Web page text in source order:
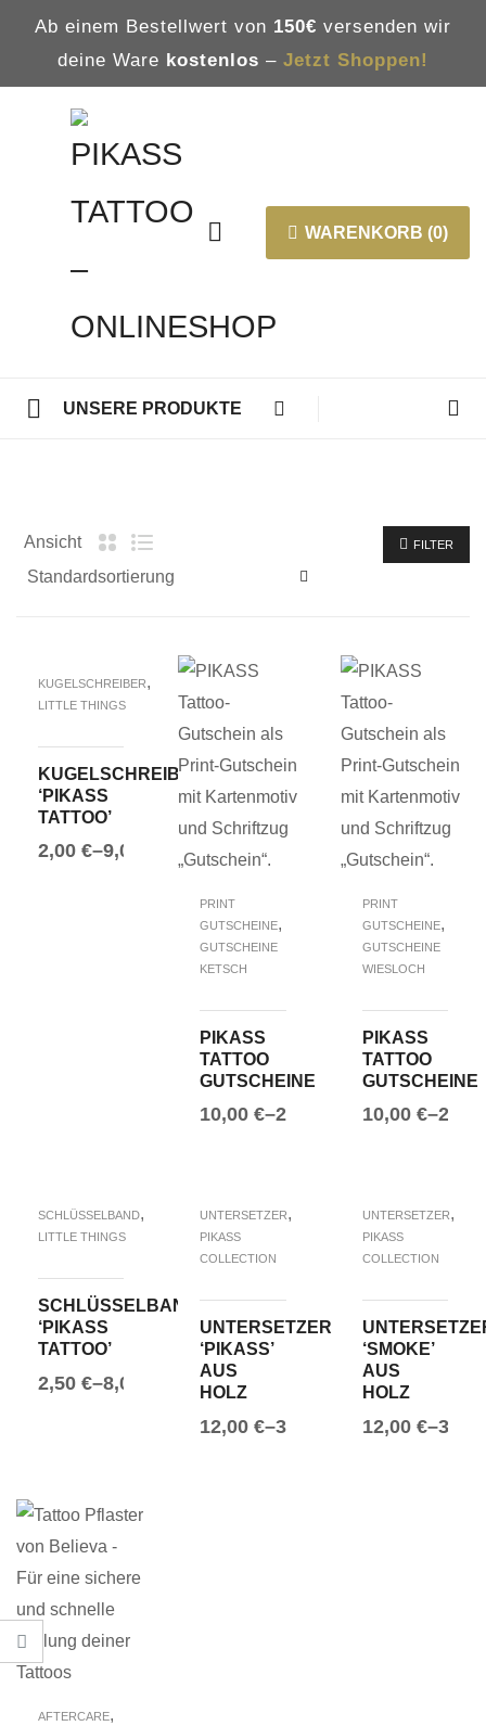
Ab einem Bestellwert von 150€ versenden wir
deine Ware kostenlos – Jetzt Shoppen!
WARENKORB (0)
UNSERE PRODUKTE
Ansicht FILTER
KUGELSCHREIBER,
LITTLE THINGS
KUGELSCHREIBER
‘PIKASS
TATTOO’
9,00
–
2,00 €
PRINT
GUTSCHEINE,
GUTSCHEINE
KETSCH
PIKASS
TATTOO
GUTSCHEINE
200,00
–
10,00€
PRINT
GUTSCHEINE,
GUTSCHEINE
WIESLOCH
PIKASS
TATTOO
GUTSCHEINE
–
10,00 €
SCHLÜSSELBAND,
LITTLE THINGS
SCHLÜSSELBAND
‘PIKASS
TATTOO’
8,00
–
2,50 €
AUSFÜHRUNG WÄHLEN
UNTERSETZER,
PIKASS
COLLECTION
UNTERSETZER
‘PIKASS’
AUS
HOLZ
30,00
–
12,00€
UNTERSETZER,
PIKASS
COLLECTION
‘SMOKE’
AUS
HOLZ
–
12,00 €
AFTERCARE,